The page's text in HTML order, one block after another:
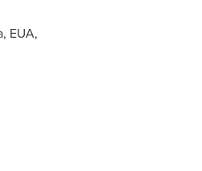
, EUA,